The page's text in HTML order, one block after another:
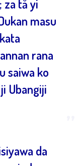
za tă yi
masu
rana
saiwa ko
Ubangiji
da